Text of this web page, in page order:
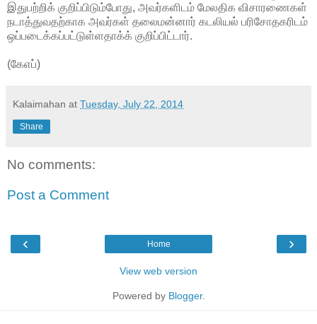
இதுபற்றிக் குறிப்பிடும்போது, அவர்களிடம் மேலதிக விசாரணைகள்
நடாத்துவதற்காக அவர்கள் தலைமன்னார் கடலியல் பரிசோதகரிடம்
ஒப்படைக்கப்பட்டுள்ளதாக்க் குறிப்பிட்டார்.
(கேஎப்)
Kalaimahan at Tuesday, July 22, 2014
Share
No comments:
Post a Comment
‹ ›
Home
View web version
Powered by Blogger.